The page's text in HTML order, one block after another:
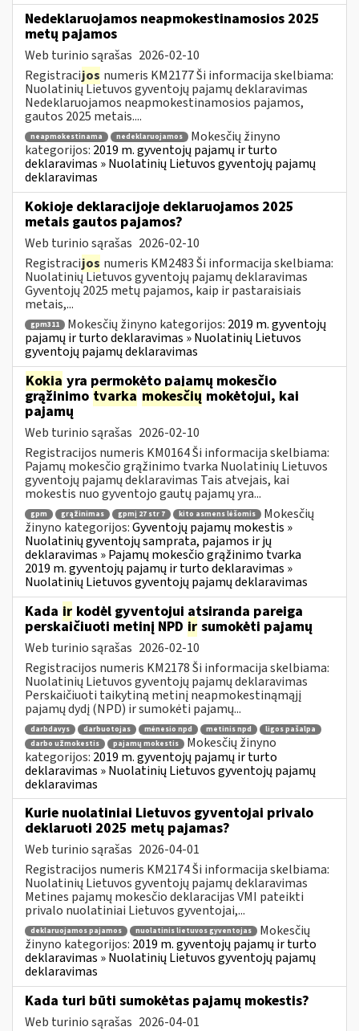
Nedeklaruojamos neapmokestinamosios 2025
metų pajamos
Web turinio sąrašas 2026-02-10
Registracijos numeris KM2177 Ši informacija skelbiama:
Nuolatinių Lietuvos gyventojų pajamų deklaravimas
Nedeklaruojamos neapmokestinamosios pajamos,
gautos 2025 metais....
neapmokestinama nedeklaruojamos
Mokesčių žinyno
kategorijos: 2019 m. gyventojų pajamų ir turto
deklaravimas » Nuolatinių Lietuvos gyventojų pajamų
deklaravimas
Kokioje deklaracijoje deklaruojamos 2025
metais gautos pajamos?
Web turinio sąrašas 2026-02-10
Registracijos numeris KM2483 Ši informacija skelbiama:
Nuolatinių Lietuvos gyventojų pajamų deklaravimas
Gyventojų 2025 metų pajamos, kaip ir pastaraisiais
metais,...
gpm311 Mokesčių žinyno kategorijos: 2019 m. gyventojų
pajamų ir turto deklaravimas » Nuolatinių Lietuvos
gyventojų pajamų deklaravimas
Kokia yra permokėto pajamų mokesčio
grąžinimo tvarka mokesčių mokėtojui, kai
pajamų
Web turinio sąrašas 2026-02-10
Registracijos numeris KM0164 Ši informacija skelbiama:
Pajamų mokesčio grąžinimo tvarka Nuolatinių Lietuvos
gyventojų pajamų deklaravimas Tais atvejais, kai
mokestis nuo gyventojo gautų pajamų yra...
gpm grąžinimas gpmį 27 str 7 kito asmens lėšomis
Mokesčių
žinyno kategorijos:Gyventojų pajamų mokestis »
Nuolatinių gyventojų samprata, pajamos ir jų
deklaravimas » Pajamų mokesčio grąžinimo tvarka
2019 m. gyventojų pajamų ir turto deklaravimas »
Nuolatinių Lietuvos gyventojų pajamų deklaravimas
Kada ir kodėl gyventojui atsiranda pareiga
perskaičiuoti metinį NPD ir sumokėti pajamų
Web turinio sąrašas 2026-02-10
Registracijos numeris KM2178 Ši informacija skelbiama:
Nuolatinių Lietuvos gyventojų pajamų deklaravimas
Perskaičiuoti taikytiną metinį neapmokestinąmąjį
pajamų dydį (NPD) ir sumokėti pajamų...
darbdavys darbuotojas mėnesio npd metinis npd
ligos pašalpa
darbo užmokestis
pajamų mokestis
Mokesčių žinyno
kategorijos: 2019 m. gyventojų pajamų ir turto
deklaravimas » Nuolatinių Lietuvos gyventojų pajamų
deklaravimas
Kurie nuolatiniai Lietuvos gyventojai privalo
deklaruoti 2025 metų pajamas?
Web turinio sąrašas 2026-04-01
Registracijos numeris KM2174 Ši informacija skelbiama:
Nuolatinių Lietuvos gyventojų pajamų deklaravimas
Metines pajamų mokesčio deklaracijas VMI pateikti
privalo nuolatiniai Lietuvos gyventojai,...
deklaruojamos pajamos nuolatinis lietuvos gyventojas
Mokesčių
žinyno kategorijos: 2019 m. gyventojų pajamų ir turto
deklaravimas » Nuolatinių Lietuvos gyventojų pajamų
deklaravimas
Kada turi būti sumokėtas pajamų mokestis?
Web turinio sąrašas 2026-04-01